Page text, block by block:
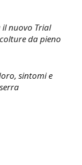
il nuovo Trial
da pieno
sintomi e